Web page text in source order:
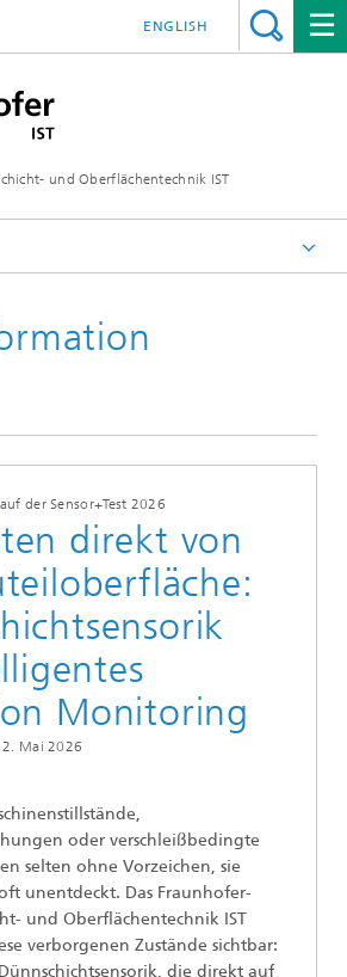
und Oberflächentechnik IST
ENGLISH
der Sensor+Test 2026
direkt von
Monitoring
Mai 2026
oder verschleißbedingte
selten ohne Vorzeichen, sie
unentdeckt. Das Fraunhofer-
und Oberflächentechnik IST
verborgenen Zustände sichtbar:
die direkt auf